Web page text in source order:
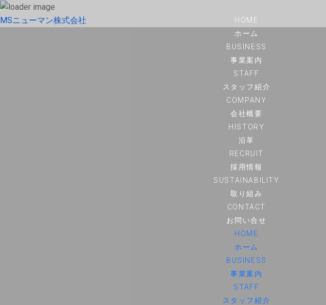
MSニューマン株式会社
HOME
ホーム
BUSINESS
事業案内
STAFF
スタッフ紹介
COMPANY
会社概要
HISTORY
沿革
RECRUIT
採用情報
SUSTAINABILITY
取り組み
CONTACT
お問い合せ
HOME
ホーム
BUSINESS
事業案内
STAFF
スタッフ紹介